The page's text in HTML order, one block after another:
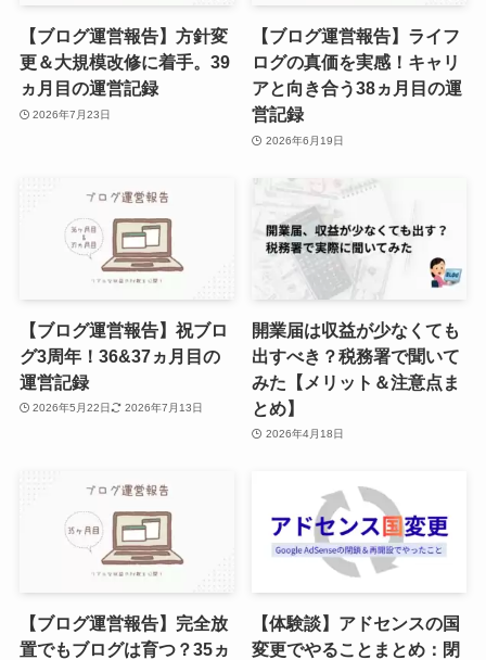
【ブログ運営報告】方針変
更＆大規模改修に着手。39
ヵ月目の運営記録
2026年7月23日
【ブログ運営報告】ライフ
ログの真価を実感！キャリ
アと向き合う38ヵ月目の運
営記録
2026年6月19日
【ブログ運営報告】祝ブロ
グ3周年！36&37ヵ月目の
運営記録
2026年5月22日 2026年7月13日
開業届は収益が少なくても
出すべき？税務署で聞いて
みた【メリット＆注意点ま
とめ】
2026年4月18日
【ブログ運営報告】完全放
置でもブログは育つ？35ヵ
【体験談】アドセンスの国
変更でやることまとめ：閉